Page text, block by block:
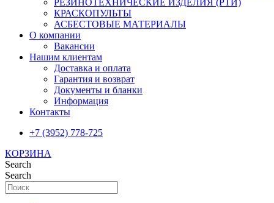
РЕЗИНОТЕХНИЧЕСКИЕ ИЗДЕЛИЯ (РТИ)
КРАСКОПУЛЬТЫ
АСБЕСТОВЫЕ МАТЕРИАЛЫ
О компании
Вакансии
Нашим клиентам
Доставка и оплата
Гарантия и возврат
Документы и бланки
Информация
Контакты
+7 (3952) 778-725
КОРЗИНА
Search
Search